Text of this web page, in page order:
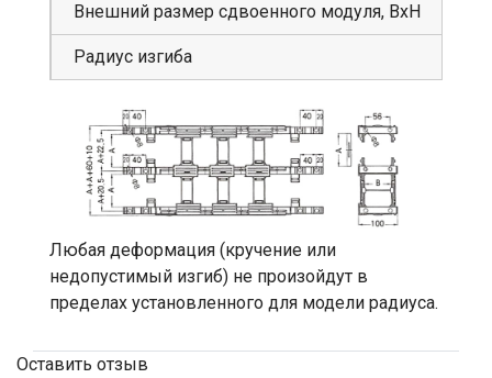
Внешний размер сдвоенного модуля, ВхН
Радиус изгиба
Любая деформация (кручение или
недопустимый изгиб) не произойдут в
пределах установленного для модели радиуса.
Оставить отзыв